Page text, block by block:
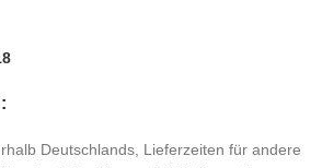
Deutschlands, Lieferzeiten für andere